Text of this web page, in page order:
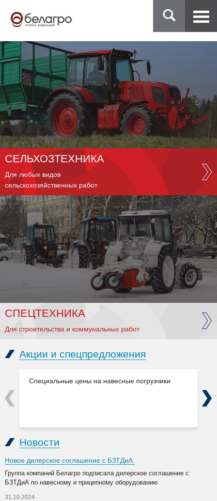
СЕЛЬХОЗТЕХНИКА
Для любых видов
сельскохозяйственных работ
СПЕЦТЕХНИКА
Для строительства и коммунальных работ
Акции и спецпредложения
Специальные цены на навесные погрузчики
Previous Next
Новости
Новое дилерское соглашение с БЗТДиА.
Группа компаний Белагро подписала дилерское соглашение с
БЗТДиА по навесному и прицепному оборудованию
31.10.2024